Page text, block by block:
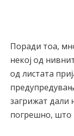
Поради тоа,
некој од
од листата
загрижат дали
погрешно, што